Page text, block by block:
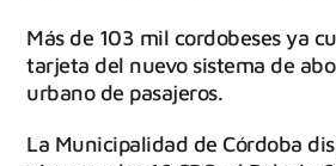
Más de 103 mil cordobeses ya
tarjeta del nuevo sistema de
urbano de pasajeros.
La Municipalidad de Córdoba